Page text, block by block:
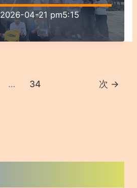
2026-04-21 pm5:15
… 34 次 →